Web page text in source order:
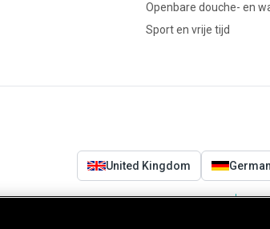
Openbare douche- en
Sport en vrije tijd
United Kingdom